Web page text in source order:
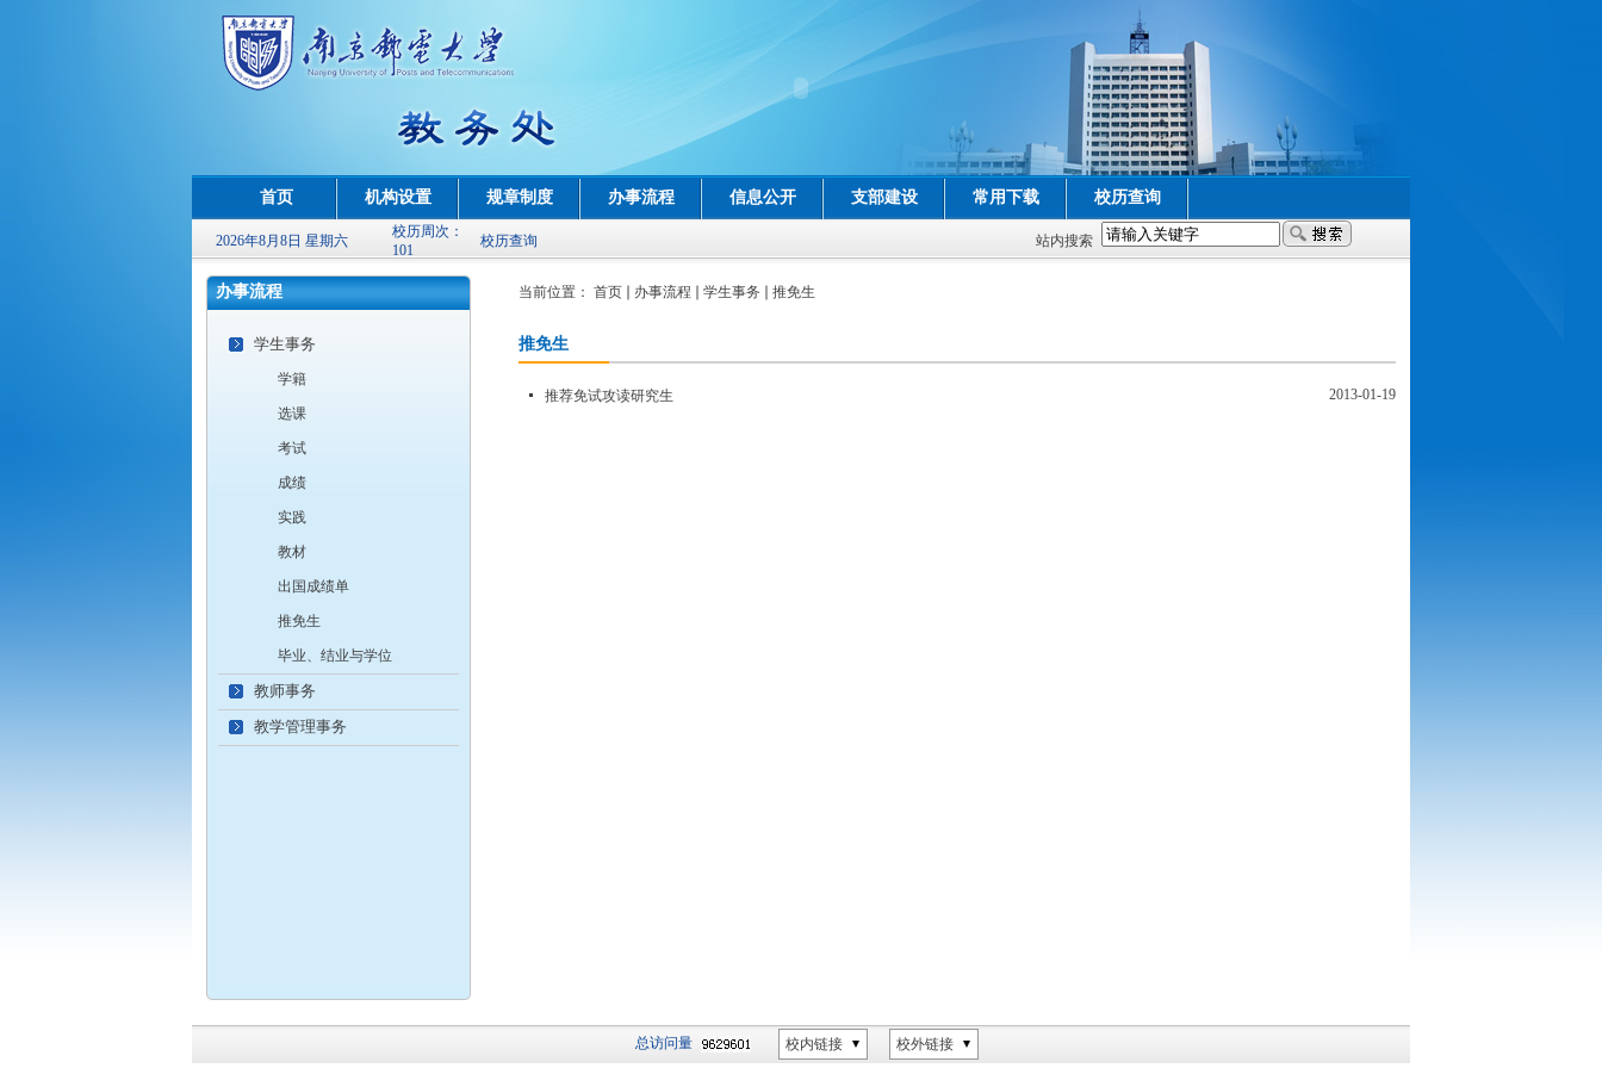
首页 机构设置 规章制度 办事流程 信息公开 支部建设 常用下载 校历查询
2026年8月8日 星期六
校历周次：
101
校历查询 站内搜索
办事流程 当前位置： 首页 办事流程 学生事务 推免生
学生事务
学籍
选课
考试
成绩
实践
教材
出国成绩单
推免生
毕业、结业与学位
教师事务
教学管理事务
推免生
推荐免试攻读研究生 2013-01-19
总访问量 校内链接 校外链接